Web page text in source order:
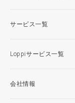
サービス一覧
Loppiサービス一覧
会社情報